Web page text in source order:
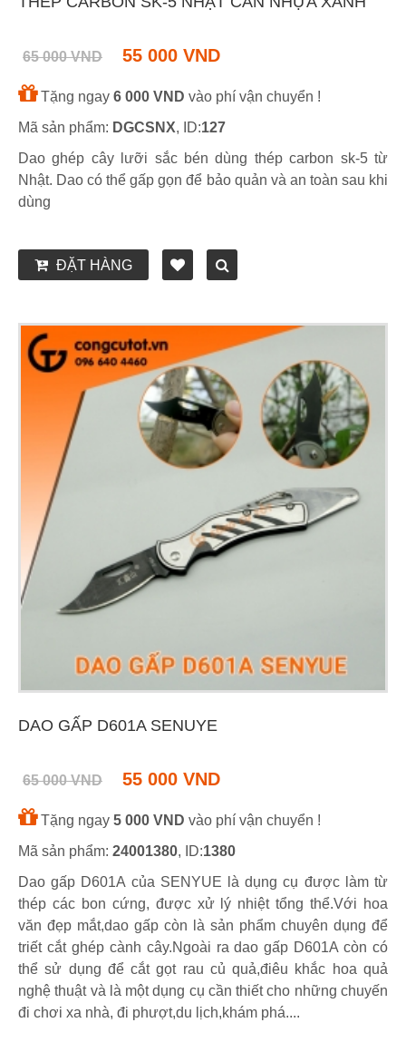
65 000 VND 55 000 VND
Tặng ngay 6 000 VND vào phí vận chuyển !
Mã sản phẩm: DGCSNX, ID:127
Dao ghép cây lưỡi sắc bén dùng thép carbon sk-5 từ
Nhật. Dao có thể gấp gọn để bảo quản và an toàn sau khi
dùng
ĐẶT HÀNG
DAO GẤP D601A SENUYE
65 000 VND 55 000 VND
Tặng ngay 5 000 VND vào phí vận chuyển !
Mã sản phẩm: 24001380, ID:1380
Dao gấp D601A của SENYUE là dụng cụ được làm từ
thép các bon cứng, được xử lý nhiệt tổng thể.Với hoa
văn đẹp mắt,dao gấp còn là sản phẩm chuyên dụng để
triết cắt ghép cành cây.Ngoài ra dao gấp D601A còn có
thể sử dụng để cắt gọt rau củ quả,điêu khắc hoa quả
nghệ thuật và là một dụng cụ cần thiết cho những chuyến
đi chơi xa nhà, đi phượt,du lịch,khám phá....